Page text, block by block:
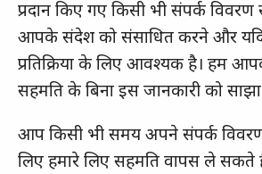
प्रदान किए गए किसी भी संपर्क
आपके संदेश को संसाधित करने और यदि
प्रतिक्रिया के लिए आवश्यक है। हम
सहमति के बिना इस जानकारी को
आप किसी भी समय अपने संपर्क
लिए हमारे लिए सहमति वापस ले सकते